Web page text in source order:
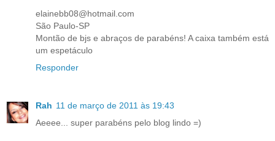
elainebb08@hotmail.com
São Paulo-SP
Montão de bjs e abraços de parabéns! A caixa também está
um espetáculo
Responder
Rah 11 de março de 2011 às 19:43
Aeeee... super parabéns pelo blog lindo =)